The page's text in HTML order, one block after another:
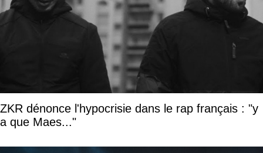
ZKR dénonce l'hypocrisie dans le rap français : "y
a que Maes..."